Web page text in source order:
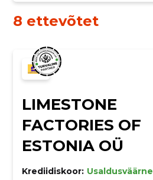
8 ettevõtet
LIMESTONE
FACTORIES OF
ESTONIA OÜ
Krediidiskoor: Usaldusväärne